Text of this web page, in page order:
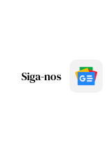
Siga-nos